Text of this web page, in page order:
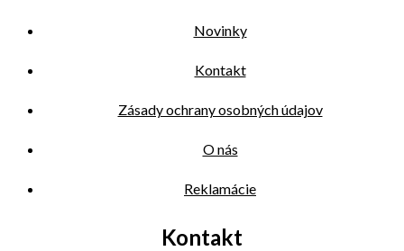
Novinky
Kontakt
Zásady ochrany osobných údajov
O nás
Reklamácie
Kontakt